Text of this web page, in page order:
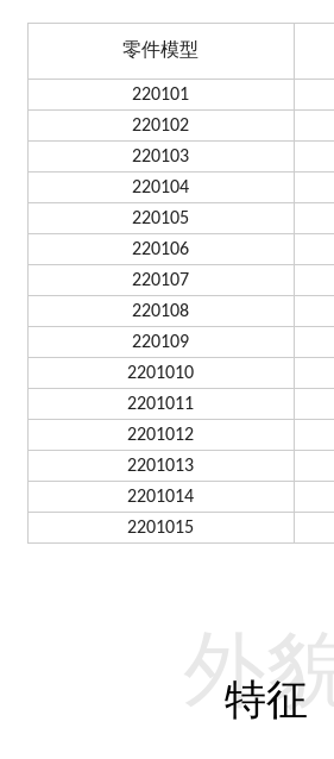
零件模型
220101
220102
220103
220104
220105
220106
220107
220108
220109
2201010
2201011
2201012
2201013
2201014
2201015
特征
外貌